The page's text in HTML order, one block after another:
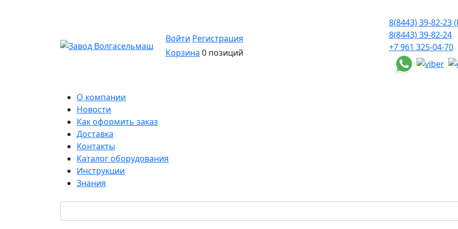
Войти Регистрация
Корзина 0 позиций
8(8443) 39-82-23
8(8443) 39-82-24
+7 961 325-04-70
О компании
Новости
Как оформить заказ
Доставка
Контакты
Каталог оборудования
Инструкции
Знания